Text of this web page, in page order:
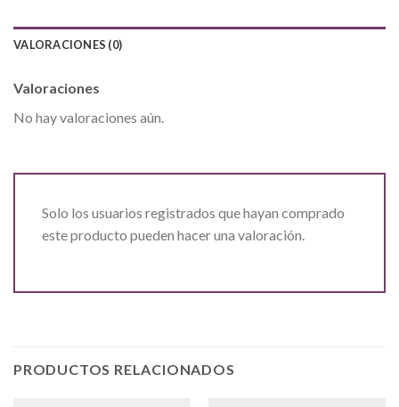
VALORACIONES (0)
Valoraciones
No hay valoraciones aún.
Solo los usuarios registrados que hayan comprado
este producto pueden hacer una valoración.
PRODUCTOS RELACIONADOS